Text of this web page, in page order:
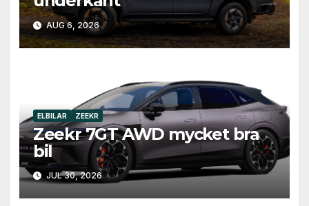
AUG 6, 2026
ELBILAR ZEEKR
Zeekr 7GT AWD mycket bra
bil
JUL 30, 2026